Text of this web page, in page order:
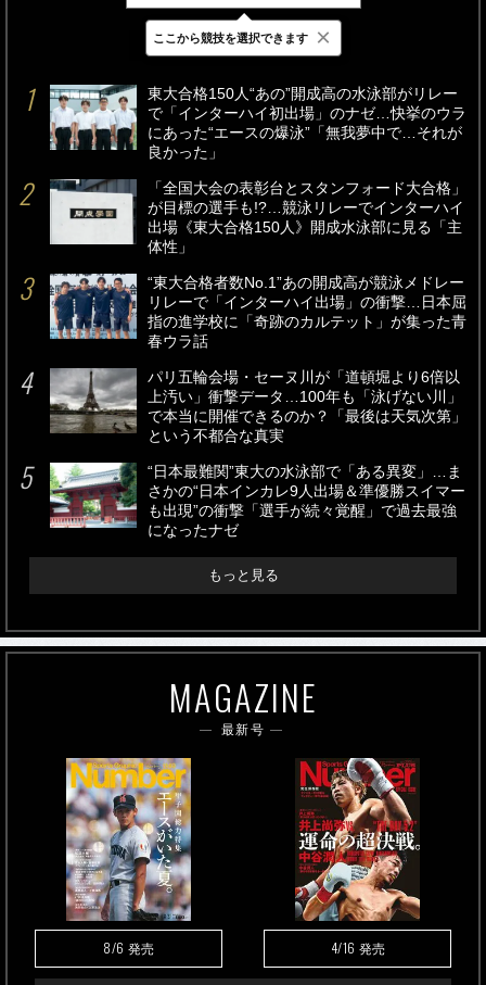
最新 24時間 週間
東大合格150人“あの”開成高の水泳部がリレー
で「インターハイ初出場」のナゼ…快挙のウラ
にあった“エースの爆泳”「無我夢中で…それが
良かった」
「全国大会の表彰台とスタンフォード大合格」
が目標の選手も!?…競泳リレーでインターハイ
出場《東大合格150人》開成水泳部に見る「主
体性」
“東大合格者数No.1”あの開成高が競泳メドレー
リレーで「インターハイ出場」の衝撃…日本屈
指の進学校に「奇跡のカルテット」が集った青
春ウラ話
パリ五輪会場・セーヌ川が「道頓堀より6倍以
上汚い」衝撃データ…100年も「泳げない川」
で本当に開催できるのか？「最後は天気次第」
という不都合な真実
“日本最難関”東大の水泳部で「ある異変」…ま
さかの“日本インカレ9人出場＆準優勝スイマー
も出現”の衝撃「選手が続々覚醒」で過去最強
になったナゼ
もっと見る
MAGAZINE
最新号
8/6 発売 4/16 発売
ここから競技を選択できます ×